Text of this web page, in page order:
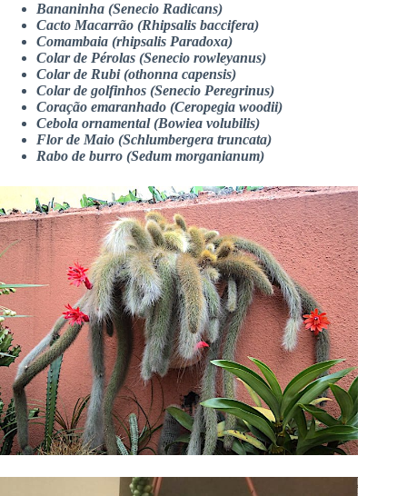
Bananinha (Senecio Radicans)
Cacto Macarrão (Rhipsalis baccifera)
Comambaia (rhipsalis Paradoxa)
Colar de Pérolas (Senecio rowleyanus)
Colar de Rubi (othonna capensis)
Colar de golfinhos (Senecio Peregrinus)
Coração emaranhado (Ceropegia woodii)
Cebola ornamental (Bowiea volubilis)
Flor de Maio (Schlumbergera truncata)
Rabo de burro (Sedum morganianum)